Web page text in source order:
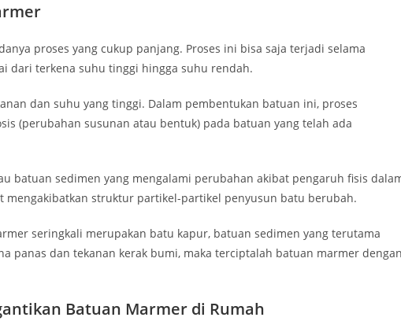
proses yang cukup panjang. Proses ini bisa saja terjadi selama
dari terkena suhu tinggi hingga suhu rendah.
dan suhu yang tinggi. Dalam pembentukan batuan ini, proses
(perubahan susunan atau bentuk) pada batuan yang telah ada
batuan sedimen yang mengalami perubahan akibat pengaruh fisis
mengakibatkan struktur partikel-partikel penyusun batu berubah.
seringkali merupakan batu kapur, batuan sedimen yang terutama
panas dan tekanan kerak bumi, maka terciptalah batuan marmer
Batuan Marmer di Rumah